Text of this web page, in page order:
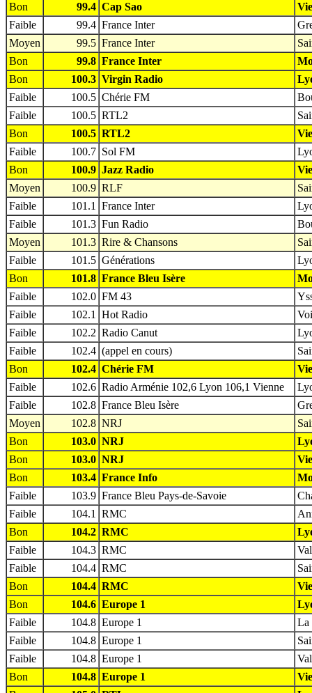
Bon
99.4 Cap Sao
Faible
99.4 France Inter
Moyen
99.5 France Inter
Bon
99.8 France Inter
Bon
100.3 Virgin Radio
Faible
100.5 Chérie FM
Faible
100.5 RTL2
Bon
100.5 RTL2
Faible
100.7 Sol FM
Bon
100.9 Jazz Radio
Moyen
100.9 RLF
Faible
101.1 France Inter
Faible
101.3 Fun Radio
Moyen
101.3 Rire & Chansons
Faible
101.5 Générations
Bon
101.8 France Bleu Isère
Faible
102.0 FM 43
Faible
102.1 Hot Radio
Faible
102.2 Radio Canut
Faible
102.4 (appel en cours)
Bon
102.4 Chérie FM
Faible
102.6 Radio Arménie 102,6 Lyon 106,1 Vienne
Faible
102.8 France Bleu Isère
Moyen
102.8 NRJ
Bon
103.0 NRJ
Bon
103.0 NRJ
Bon
103.4 France Info
Faible
103.9 France Bleu Pays-de-Savoie
Faible
104.1 RMC
Bon
104.2 RMC
Faible
104.3 RMC
Faible
104.4 RMC
Bon
104.4 RMC
Bon
104.6 Europe 1
Faible
104.8 Europe 1
La
Faible
104.8 Europe 1
Faible
104.8 Europe 1
Bon
104.8 Europe 1